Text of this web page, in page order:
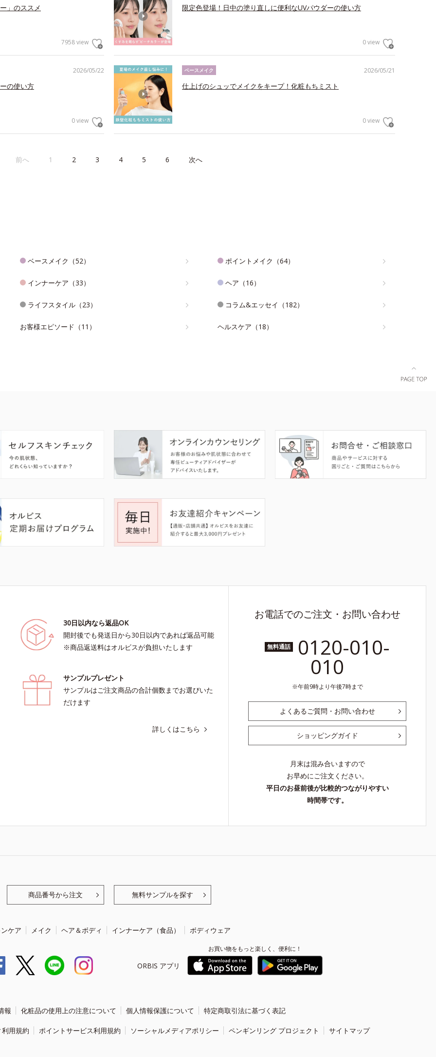
」のススメ
7958 view
限定色登場！日中の塗り直しに便利なUVパウダーの使い方
0 view
2026/05/22
の使い方
0 view
2026/05/21
ベースメイク
仕上げのシュッでメイクをキープ！化粧もちミスト
0 view
前へ 1 2 3 4 5 6 次へ
ベースメイク（52） ポイントメイク（64）
インナーケア（33） ヘア（16）
ライフスタイル（23） コラム&エッセイ（182）
お客様エピソード（11） ヘルスケア（18）
30日以内なら返品OK
開封後でも発送日から30日以内であれば返品可能
※商品返送料はオルビスが負担いたします
サンプルプレゼント
サンプルはご注文商品の合計個数までお選びいた
だけます
詳しくはこちら
お電話でのご注文・お問い合わせ
無料通話 0120-010-
010
午前9時より午後7時まで
よくあるご質問・お問い合わせ
ショッピングガイド
月末は混み合いますので
お早めにご注文ください。
平日のお昼前後が比較的つながりやすい
時間帯です。
商品番号から注文 無料サンプルを探す
ケア メイク ヘア＆ボディ インナーケア（食品） ボディウェア
ORBIS アプリ
お買い物をもっと楽しく、便利に！
報 化粧品の使用上の注意について 個人情報保護について 特定商取引法に基づく表記
用規約 ポイントサービス利用規約 ソーシャルメディアポリシー ペンギンリング プロジェクト サイトマップ